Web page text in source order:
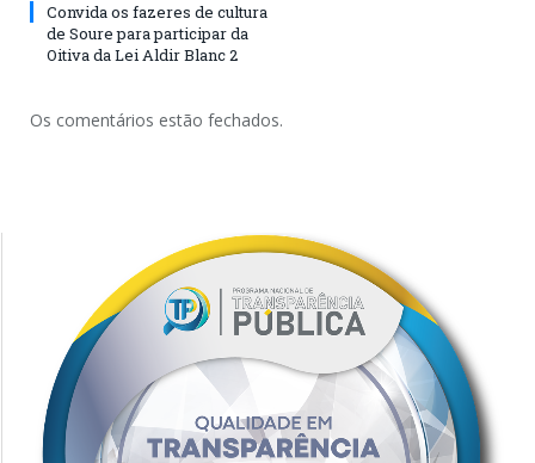
Convida os fazeres de cultura
de Soure para participar da
Oitiva da Lei Aldir Blanc 2
Os comentários estão fechados.